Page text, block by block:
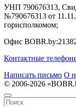
УНП 790676313,
№790676313 от
горисполкомом;
Офис BOBR.by:
Контактные
Написать письмо О
© 2006-2026